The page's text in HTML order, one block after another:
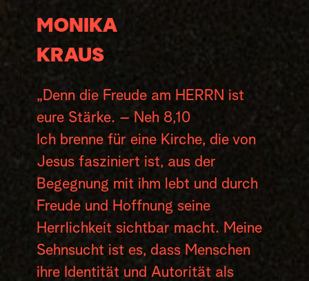
MONIKA
KRAUS
„Denn die Freude am HERRN ist
eure Stärke. – Neh 8,10
Ich brenne für eine Kirche, die von
Jesus fasziniert ist, aus der
Begegnung mit ihm lebt und durch
Freude und Hoffnung seine
Herrlichkeit sichtbar macht. Meine
Sehnsucht ist es, dass Menschen
ihre Identität und Autorität als